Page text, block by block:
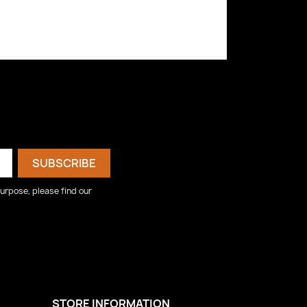
please find our
STORE INFORMATION